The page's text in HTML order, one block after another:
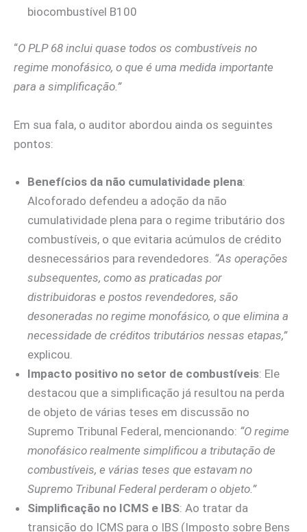
biocombustível B100
“O PLP 68 inclui quase todos os combustíveis no
regime monofásico, o que é uma medida importante
para a simplificação.”
Em sua fala, o auditor abordou ainda os seguintes
pontos:
Benefícios da não cumulatividade plena:
Alcoforado defendeu a adoção da não
cumulatividade plena para o regime tributário dos
combustíveis, o que evitaria acúmulos de crédito
desnecessários para revendedores. “As operações
subsequentes, como as praticadas por
distribuidoras e postos revendedores, são
desoneradas no regime monofásico, o que elimina a
necessidade de créditos tributários nessas etapas,”
explicou.
Impacto positivo no setor de combustíveis: Ele
destacou que a simplificação já resultou na perda
de objeto de várias teses em discussão no
Supremo Tribunal Federal, mencionando: “O regime
monofásico realmente simplificou a tributação de
combustíveis, e várias teses que estavam no
Supremo Tribunal Federal perderam o objeto.”
Simplificação no ICMS e IBS: Ao tratar da
transição do ICMS para o IBS (Imposto sobre Bens